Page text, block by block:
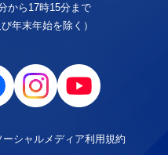
から17時15分まで
年末年始を除く）
ーシャルメディア利用規約